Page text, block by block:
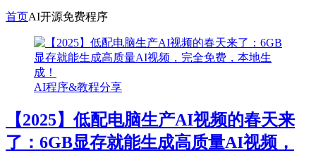
首页AI开源免费程序
AI程序&教程分享
【2025】低配电脑生产AI视频的春天来
了：6GB显存就能生成高质量AI视频，